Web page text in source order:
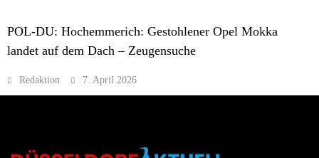
POL-DU: Hochemmerich: Gestohlener Opel Mokka
landet auf dem Dach – Zeugensuche
Redaktion 7. April 2026